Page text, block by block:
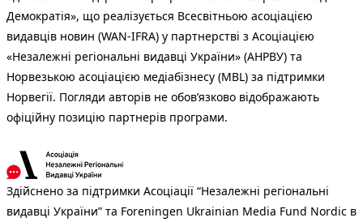
Демократія», що реалізується Всесвітньою асоціацією
видавців новин (WAN-IFRA) у партнерстві з Асоціацією
«Незалежні регіональні видавці України» (АНРВУ) та
Норвезькою асоціацією медіабізнесу (MBL) за підтримки
Норвегії. Погляди авторів не обов’язково відображають
офіційну позицію партнерів програми.
Здійснено за підтримки Асоціації “Незалежні регіональні
видавці України” та Foreningen Ukrainian Media Fund Nordic в